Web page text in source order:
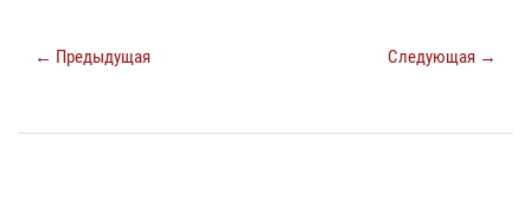
← Предыдущая Следующая →